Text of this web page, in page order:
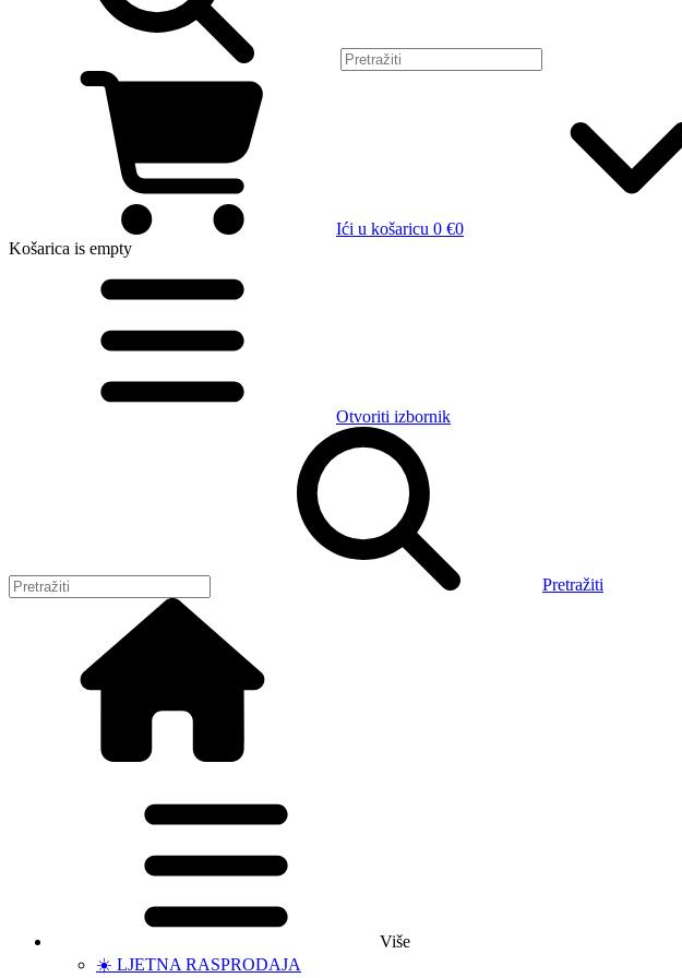
Ići u košaricu 0 €0
Košarica is empty
Otvoriti izbornik
Pretražiti
Više
☀️ LJETNA RASPRODAJA